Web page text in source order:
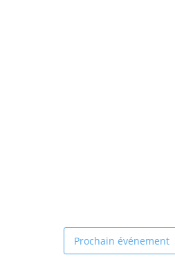
Prochain événement